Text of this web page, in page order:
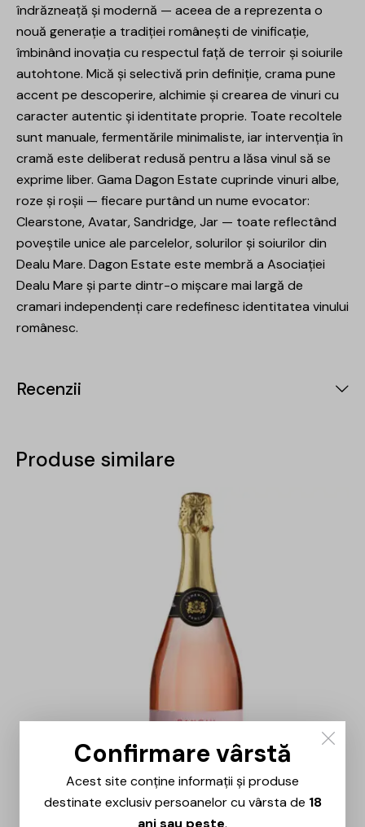
îndrăzneață și modernă — aceea de a reprezenta o
nouă generație a tradiției românești de vinificație,
îmbinând inovația cu respectul față de terroir și soiurile
autohtone. Mică și selectivă prin definiție, crama pune
accent pe descoperire, alchimie și crearea de vinuri cu
caracter autentic și identitate proprie. Toate recoltele
sunt manuale, fermentările minimaliste, iar intervenția în
cramă este deliberat redusă pentru a lăsa vinul să se
exprime liber. Gama Dagon Estate cuprinde vinuri albe,
roze și roșii — fiecare purtând un nume evocator:
Clearstone, Avatar, Sandridge, Jar — toate reflectând
poveștile unice ale parcelelor, solurilor și soiurilor din
Dealu Mare. Dagon Estate este membră a Asociației
Dealu Mare și parte dintr-o mișcare mai largă de
cramari independenți care redefinesc identitatea vinului
românesc.
Recenzii
Produse similare
Confirmare vârstă
Acest site conține informații și produse
destinate exclusiv persoanelor cu vârsta de 18
ani sau peste.